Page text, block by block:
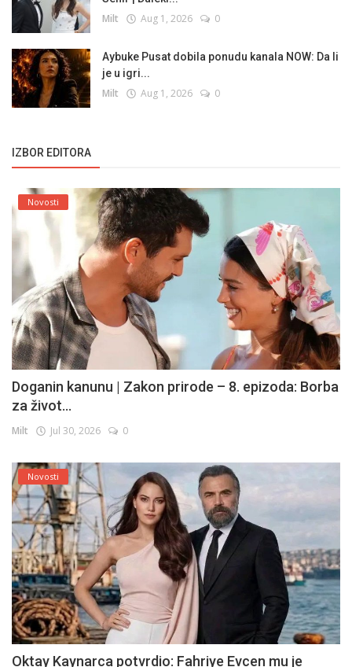
Milt Aug 1, 2026 0
Aybuke Pusat dobila ponudu kanala NOW: Da li
je u igri...
Milt Aug 1, 2026 0
IZBOR EDITORA
Novosti
Doganin kanunu | Zakon prirode – 8. epizoda: Borba
za život...
Milt Jul 30, 2026 0
Novosti
Oktay Kaynarca potvrdio: Fahriye Evcen mu je